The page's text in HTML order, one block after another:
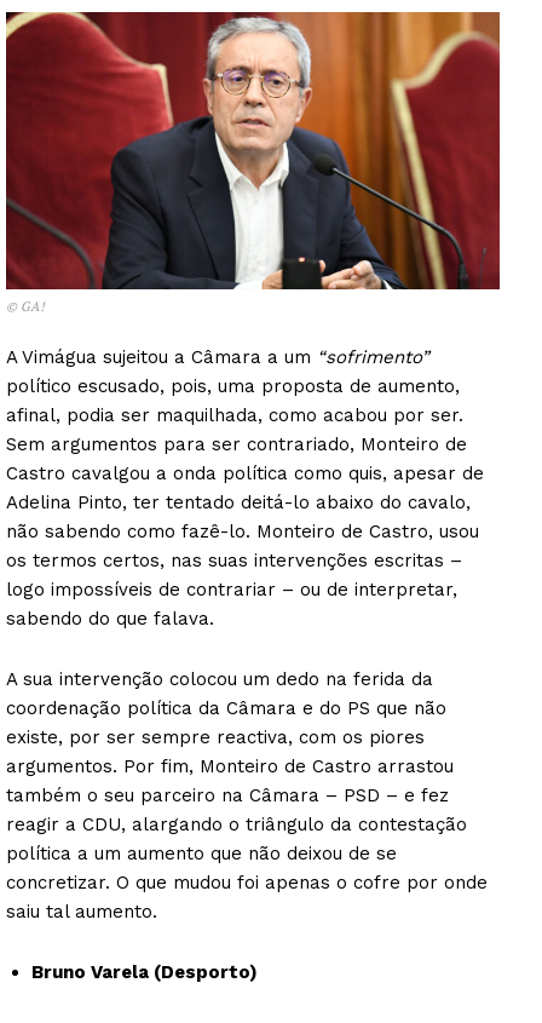
© GA!
A Vimágua sujeitou a Câmara a um “sofrimento”
político escusado, pois, uma proposta de aumento,
afinal, podia ser maquilhada, como acabou por ser.
Sem argumentos para ser contrariado, Monteiro de
Castro cavalgou a onda política como quis, apesar de
Adelina Pinto, ter tentado deitá-lo abaixo do cavalo,
não sabendo como fazê-lo. Monteiro de Castro, usou
os termos certos, nas suas intervenções escritas –
logo impossíveis de contrariar – ou de interpretar,
sabendo do que falava.
A sua intervenção colocou um dedo na ferida da
coordenação política da Câmara e do PS que não
existe, por ser sempre reactiva, com os piores
argumentos. Por fim, Monteiro de Castro arrastou
também o seu parceiro na Câmara – PSD – e fez
reagir a CDU, alargando o triângulo da contestação
política a um aumento que não deixou de se
concretizar. O que mudou foi apenas o cofre por onde
saiu tal aumento.
Bruno Varela (Desporto)